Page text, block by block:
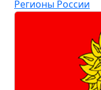
Регионы России